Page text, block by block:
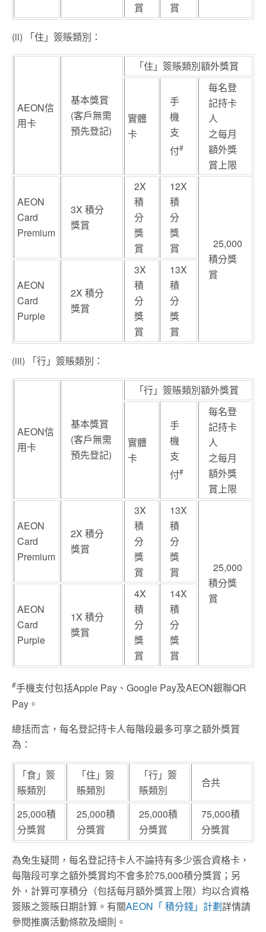
賞
賞
(ii) 「住」簽賬類別：
AEON信
用卡
基本獎賞
(客戶無需
預先登記)
「住」簽賬類別額外獎賞
實體
卡
手
機
支
付#
每名登
記持卡
人
之每月
額外獎
賞上限
AEON
Card
Premium
3X 積分
獎賞
2X
積
分
獎
賞
12X
積
分
獎
賞
25,000
積分獎
賞
AEON
Card
Purple
2X 積分
獎賞
3X
積
分
獎
賞
13X
積
分
獎
賞
(iii) 「行」簽賬類別：
AEON信
用卡
基本獎賞
(客戶無需
預先登記)
「行」簽賬類別額外獎賞
實體
卡
手
機
支
付#
每名登
記持卡
人
之每月
額外獎
賞上限
AEON
Card
Premium
2X 積分
獎賞
3X
積
分
獎
賞
13X
積
分
獎
賞
25,000
積分獎
賞
AEON
Card
Purple
1X 積分
獎賞
4X
積
分
獎
賞
14X
積
分
獎
賞
#手機支付包括Apple Pay、Google Pay及AEON銀聯QR
Pay。
總括而言，每名登記持卡人每階段最多可享之額外獎賞
為：
「食」簽
賬類別
「住」簽
賬類別
「行」簽
賬類別
合共
25,000積
分獎賞
25,000積
分獎賞
25,000積
分獎賞
75,000積
分獎賞
為免生疑問，每名登記持卡人不論持有多少張合資格卡，
每階段可享之額外獎賞均不會多於75,000積分獎賞；另
外，計算可享積分（包括每月額外獎賞上限）均以合資格
簽賬之簽賬日期計算。有關AEON「 積分錢」計劃詳情請
參閱推廣活動條款及細則。